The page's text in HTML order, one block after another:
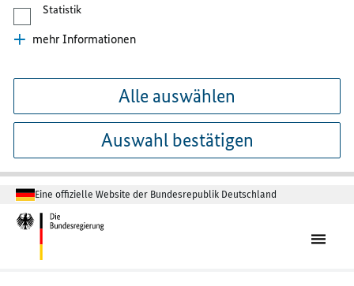
Statistik
mehr Informationen
Alle auswählen
Auswahl bestätigen
Eine offizielle Website der Bundesrepublik Deutschland